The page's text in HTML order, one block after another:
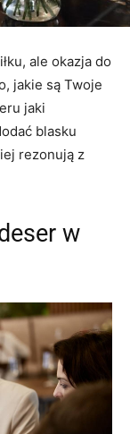
ale okazja do
jakie są Twoje
jaki
blasku
rezonują z
w